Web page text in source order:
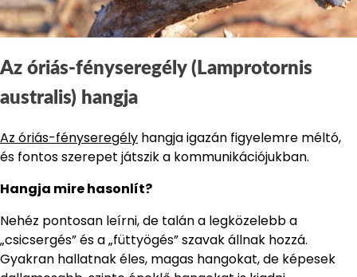
Az óriás-fényseregély (Lamprotornis
australis) hangja
Az óriás-fényseregély hangja igazán figyelemre méltó,
és fontos szerepet játszik a kommunikációjukban.
Hangja mire hasonlít?
Nehéz pontosan leírni, de talán a legközelebb a
„csicsergés” és a „füttyögés” szavak állnak hozzá.
Gyakran hallatnak éles, magas hangokat, de képesek